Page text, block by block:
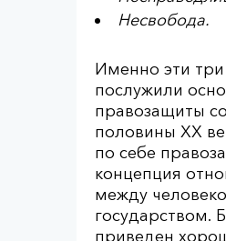
Несвобода.
Именно эти три
послужили
правозащиты
половины XX
по себе
концепция
между
государством.
приведен